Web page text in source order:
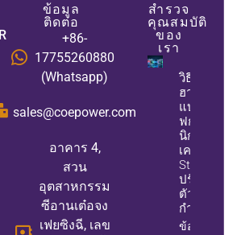
ข้อมูล
ติดต่อ
+86-
17755260880
(Whatsapp)
sales@coepower.com
อาคาร 4,
สวน
อุตสาหกรรม
ซีอานเต๋อจง
เฟยซิงฉี, เลข
สำรวจ
คุณสมบัติ
ของ
เรา
วิธีที่ตัวกรอง
ฮาร์มอนิก
แบบแอคที
ฟกำจัดฮาร์
นิกในขณะที่
เครื่องกำเนิ
Static Var
ปรับปรุง
ตัวประกอบ
กำลัง
ข้อมูล